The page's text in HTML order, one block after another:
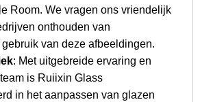
Room. We vragen ons vriendelijk
onthouden van
van deze afbeeldingen.
: Met uitgebreide ervaring en
is Ruiixin Glass
in het aanpassen van glazen